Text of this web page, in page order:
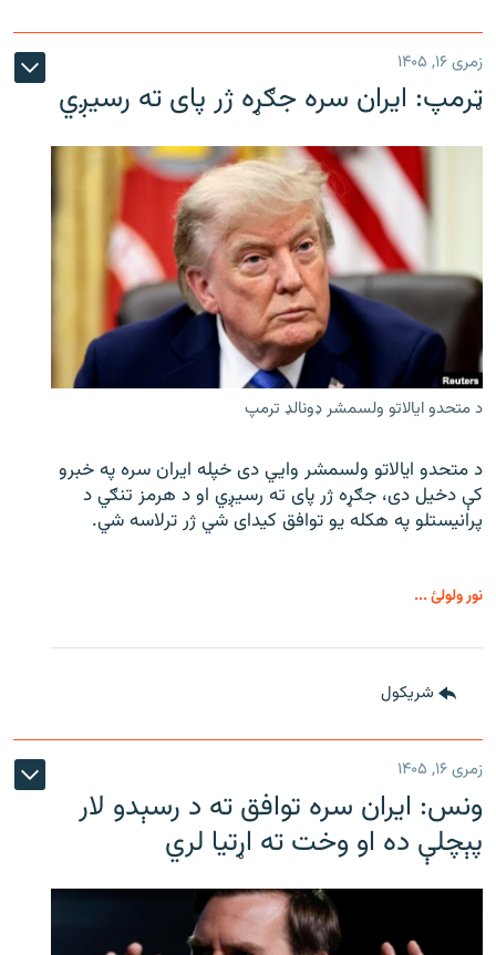
زمری ۱۶, ۱۴۰۵
ټرمپ: ایران سره جګړه ژر پای ته رسیږي
د متحدو ایالاتو ولسمشر ډونالډ ترمپ
د متحدو ایالاتو ولسمشر وايي دی خپله ایران سره په خبرو
کې دخیل دی، جګړه ژر پای ته رسیږي او د هرمز تنګي د
پرانیستلو په هکله یو توافق کیدای شي ژر ترلاسه شي.
نور ولولئ ...
شريکول
زمری ۱۶, ۱۴۰۵
ونس: ایران سره توافق ته د رسېدو لار
پېچلې ده او وخت ته اړتیا لري